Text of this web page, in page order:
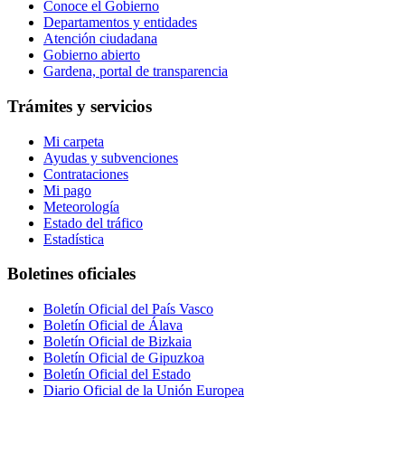
Conoce el Gobierno
Departamentos y entidades
Atención ciudadana
Gobierno abierto
Gardena, portal de transparencia
Trámites y servicios
Mi carpeta
Ayudas y subvenciones
Contrataciones
Mi pago
Meteorología
Estado del tráfico
Estadística
Boletines oficiales
Boletín Oficial del País Vasco
Boletín Oficial de Álava
Boletín Oficial de Bizkaia
Boletín Oficial de Gipuzkoa
Boletín Oficial del Estado
Diario Oficial de la Unión Europea